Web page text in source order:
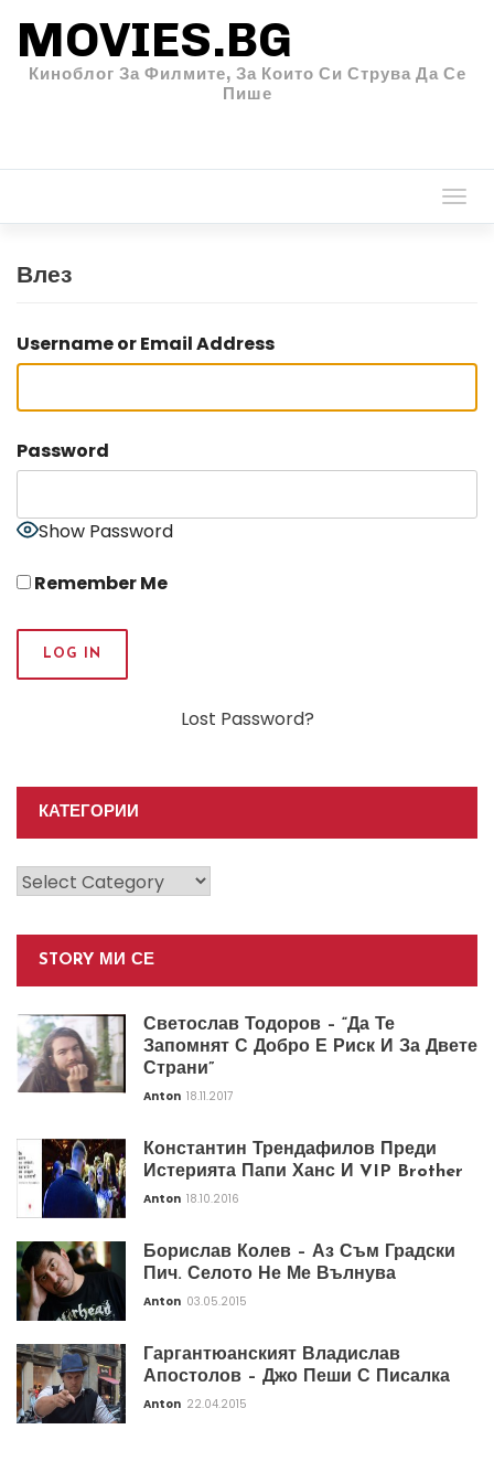
MOVIES.BG
Киноблог За Филмите, За Които Си Струва Да Се
Пише
Влез
Username or Email Address
Password
Show Password
Remember Me
Lost Password?
КАТЕГОРИИ
Категории
STORY МИ СЕ
Светослав Тодоров – “Да Те
Запомнят С Добро Е Риск И За Двете
Страни”
Anton 18.11.2017
Константин Трендафилов Преди
Истерията Папи Ханс И VIP Brother
Anton 18.10.2016
Борислав Колев – Аз Съм Градски
Пич. Селото Не Ме Вълнува
Anton 03.05.2015
Гаргантюанският Владислав
Апостолов – Джо Пеши С Писалка
Anton 22.04.2015